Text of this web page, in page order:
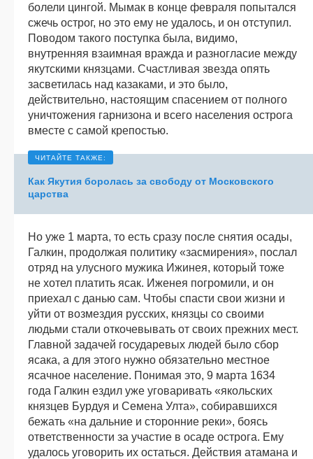
болели цингой. Мымак в конце февраля попытался
сжечь острог, но это ему не удалось, и он отступил.
Поводом такого поступка была, видимо,
внутренняя взаимная вражда и разногласие между
якутскими князцами. Счастливая звезда опять
засветилась над казаками, и это было,
действительно, настоящим спасением от полного
уничтожения гарнизона и всего населения острога
вместе с самой крепостью.
Как Якутия боролась за свободу от Московского
царства
Но уже 1 марта, то есть сразу после снятия осады,
Галкин, продолжая политику «засмирения», послал
отряд на улусного мужика Ижинея, который тоже
не хотел платить ясак. Иженея погромили, и он
приехал с данью сам. Чтобы спасти свои жизни и
уйти от возмездия русских, князцы со своими
людьми стали откочевывать от своих прежних мест.
Главной задачей государевых людей было сбор
ясака, а для этого нужно обязательно местное
ясачное население. Понимая это, 9 марта 1634
года Галкин ездил уже уговаривать «якольских
князцев Бурдуя и Семена Улта», собиравшихся
бежать «на дальние и сторонние реки», боясь
ответственности за участие в осаде острога. Ему
удалось уговорить их остаться. Действия атамана и